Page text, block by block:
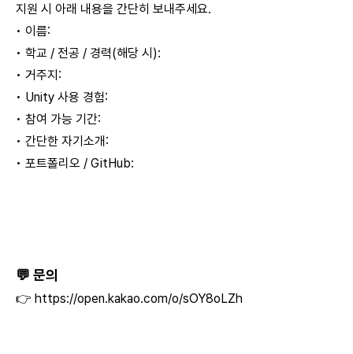
지원 시 아래 내용을 간단히 보내주세요.
• 이름:
• 학교 / 전공 / 경력(해당 시):
• 거주지:
• Unity 사용 경험:
• 참여 가능 기간:
• 간단한 자기소개:
• 포트폴리오 / GitHub:
💬 문의
👉 https://open.kakao.com/o/sOY8oLZh